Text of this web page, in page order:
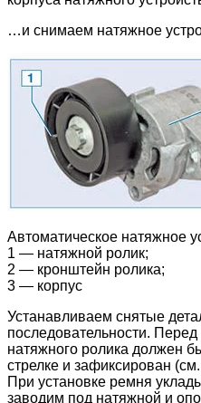
…и снимаем натяжное
Автоматическое натяжное
1 — натяжной ролик;
2 — кронштейн ролика;
3 — корпус
Устанавливаем снятые
последовательности.
натяжного ролика должен
стрелке и зафиксирован
При установке ремня
заводим под натяжной и